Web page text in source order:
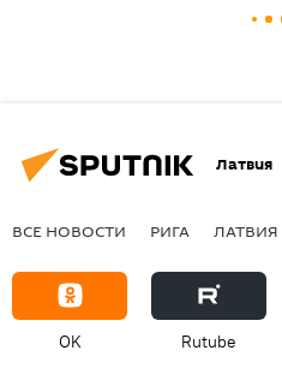
Латвия
ВСЕ НОВОСТИ РИГА ЛАТВИЯ
OK Rutube